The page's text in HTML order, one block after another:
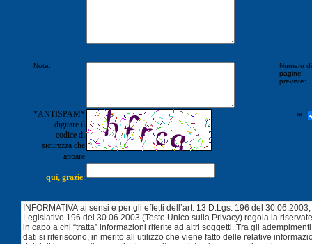
Note:
Numero di
pagine
previste:
*ANTISPAM*
digitare il
codice di
sicurezza che
appare
quì, grazie:
*